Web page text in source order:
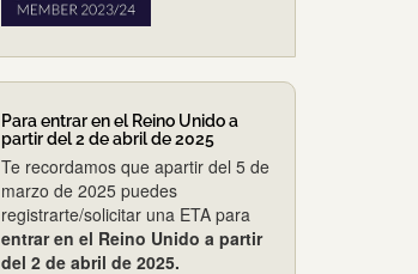
Para entrar en el Reino Unido a
partir del 2 de abril de 2025
Te recordamos que apartir del 5 de
marzo de 2025 puedes
registrarte/solicitar una ETA para
entrar en el Reino Unido a partir
del 2 de abril de 2025.